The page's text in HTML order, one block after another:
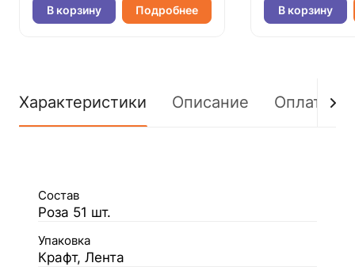
В корзину Подробнее В корзину
Характеристики Описание Оплата
Состав
Роза 51 шт.
Упаковка
Крафт, Лента